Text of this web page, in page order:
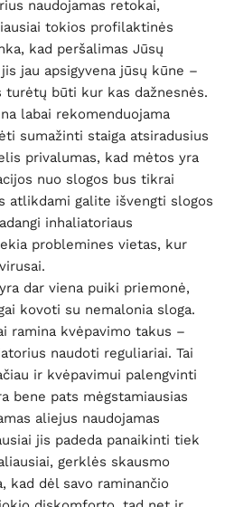
naudojamas retokai,
tokios profilaktinės
kad peršalimas Jūsų
jau apsigyvena jūsų kūne –
būti kur kas dažnesnės.
labai rekomenduojama
sumažinti staiga atsiradusius
privalumas, kad mėtos yra
nuo slogos bus tikrai
atlikdami galite išvengti slogos
inhaliatoriaus
problemines vietas, kur
dar viena puiki priemonė,
kovoti su nemalonia sloga.
ramina kvėpavimo takus –
naudoti reguliariai. Tai
ir kvėpavimui palengvinti
bene pats mėgstamiausias
aliejus naudojamas
jis padeda panaikinti tiek
gerklės skausmo
kad dėl savo raminančio